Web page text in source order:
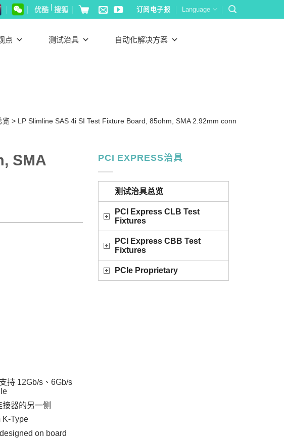
优酷| 搜狐 订阅电子报 Language
点 测试治具 自动化解决方案
览 > LP Slimline SAS 4i SI Test Fixture Board, 85ohm, SMA 2.92mm conn
SMA
持 12Gb/s、6Gb/s
器的另一侧
K-Type
on board
PCI EXPRESS治具
测试治具总览
PCI Express CLB Test
Fixtures
PCI Express CBB Test
Fixtures
PCIe Proprietary